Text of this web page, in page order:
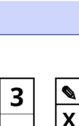
3
✎
X